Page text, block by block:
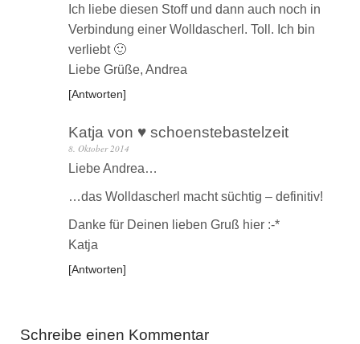
Ich liebe diesen Stoff und dann auch noch in
Verbindung einer Wolldascherl. Toll. Ich bin
verliebt 🙂
Liebe Grüße, Andrea
Antworten
Katja von ♥ schoenstebastelzeit
8. Oktober 2014
Liebe Andrea…
…das Wolldascherl macht süchtig – definitiv!
Danke für Deinen lieben Gruß hier :-*
Katja
Antworten
Schreibe einen Kommentar